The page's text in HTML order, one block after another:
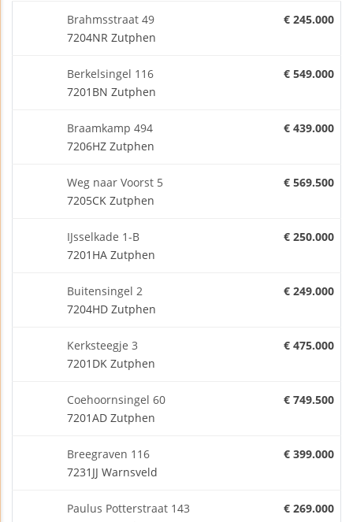
Brahmsstraat 49
7204NR Zutphen
€ 245.000
Berkelsingel 116
7201BN Zutphen
€ 549.000
Braamkamp 494
7206HZ Zutphen
€ 439.000
Weg naar Voorst 5
7205CK Zutphen
€ 569.500
IJsselkade 1-B
7201HA Zutphen
€ 250.000
Buitensingel 2
7204HD Zutphen
€ 249.000
Kerksteegje 3
7201DK Zutphen
€ 475.000
Coehoornsingel 60
7201AD Zutphen
€ 749.500
Breegraven 116
7231JJ Warnsveld
€ 399.000
Paulus Potterstraat 143
€ 269.000